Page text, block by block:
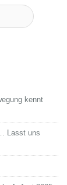
kennt
Lasst uns